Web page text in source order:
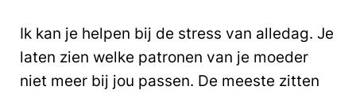
Ik kan je helpen bij de stress van alledag. Je
laten zien welke patronen van je moeder
niet meer bij jou passen. De meeste zitten